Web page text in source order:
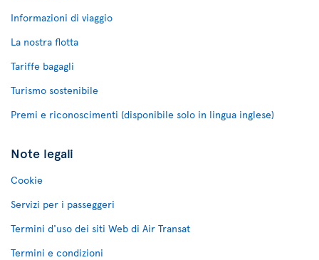
Informazioni di viaggio
La nostra flotta
Tariffe bagagli
Turismo sostenibile
Premi e riconoscimenti (disponibile solo in lingua inglese)
Note legali
Cookie
Servizi per i passeggeri
Termini d'uso dei siti Web di Air Transat
Termini e condizioni